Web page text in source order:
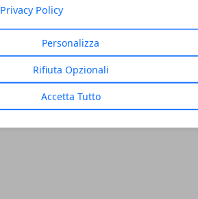
Privacy Policy
Personalizza
Rifiuta Opzionali
Accetta Tutto